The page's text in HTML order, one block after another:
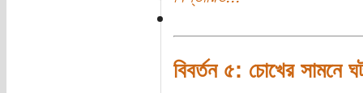
বিবর্তন ৫: চোখের সামনে